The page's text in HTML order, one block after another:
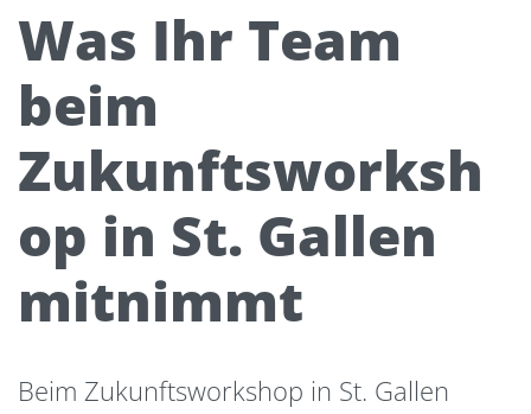
Was Ihr Team
beim
Zukunftsworksh
op in St. Gallen
mitnimmt
Beim Zukunftsworkshop in St. Gallen